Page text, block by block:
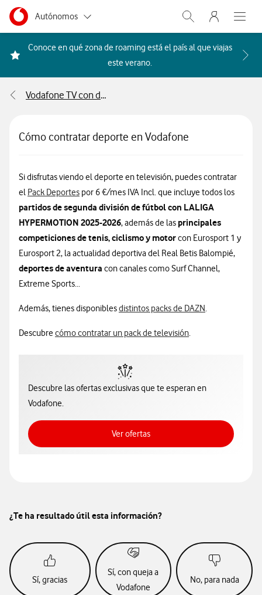
Ir a la pagina principal de vodafone.es
Menu navegación Segmento
Autónomos
Pymes
Abrir buscador.
Menu
Abre
Conoce en qué zona de roaming está el país al que viajas
este verano. Acceder a la FAQ Qué
Vodafone TV con decodificador
Cómo contratar deporte en Vodafone
Si disfrutas viendo el deporte en televisión, puedes contratar
el Pack DeportesInformación sobre el Parck Deportes que ofrece
por 6 €/mes IVA Incl. que incluye todos los
partidos de segunda división de fútbol con LALIGA
HYPERMOTION 2025-2026, además de las principales
competiciones de tenis, ciclismo y motorcon Eurosport 1 y
Eurosport 2, la actualidad deportiva del Real Betis Balompié,
deportes de aventura con canales como Surf Channel,
Extreme Sports...
Además, tienes disponiblesdistintos packs de DAZN.
Descubrecómo contratar un pack de televisión.
Descubre las ofertas exclusivas que te esperan en
Vodafone.
Ver ofertasVer ofertas
¿Te ha resultado útil esta información?
Sí, gracias
Sí, con queja a
Vodafone
No, para nada